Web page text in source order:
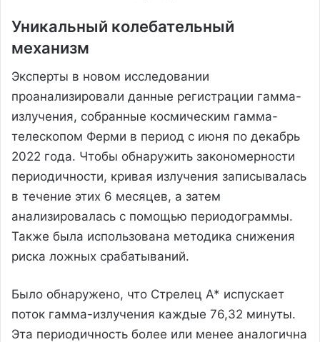
Уникальный колебательный
механизм
Эксперты в новом исследовании
проанализировали данные регистрации гамма-
излучения, собранные космическим гамма-
телескопом Ферми в период с июня по декабрь
2022 года. Чтобы обнаружить закономерности
периодичности, кривая излучения записывалась
в течение этих 6 месяцев, а затем
анализировалась с помощью периодограммы.
Также была использована методика снижения
риска ложных срабатываний.
Было обнаружено, что Стрелец А* испускает
поток гамма-излучения каждые 76,32 минуты.
Эта периодичность более или менее аналогична